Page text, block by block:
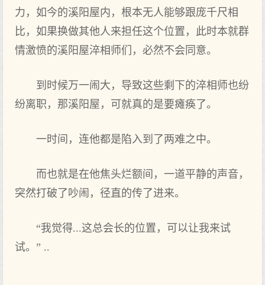
力，如今的溪阳屋内，根本无人能够跟庞千尺相
比，如果换做其他人来担任这个位置，此时本就群
情激愤的溪阳屋淬相师们，必然不会同意。
到时候万一闹大，导致这些剩下的淬相师也纷
纷离职，那溪阳屋，可就真的是要瘫痪了。
一时间，连他都是陷入到了两难之中。
而也就是在他焦头烂额间，一道平静的声音，
突然打破了吵闹，径直的传了进来。
“我觉得...这总会长的位置，可以让我来试
试。” ..